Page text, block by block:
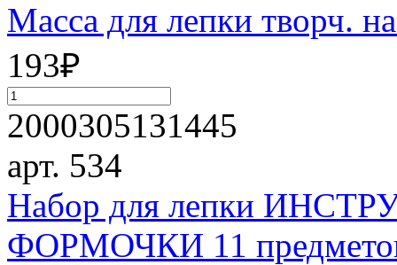
Масса для лепки творч.
193₽
2000305131445
арт. 534
Набор для лепки
ФОРМОЧКИ 11